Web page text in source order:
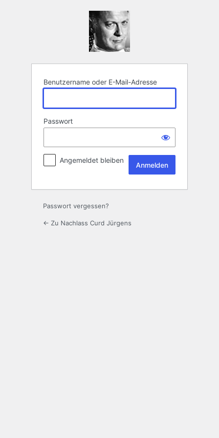
Benutzername oder E-Mail-Adresse
Passwort
Angemeldet bleiben
Passwort vergessen?
← Zu Nachlass Curd Jürgens